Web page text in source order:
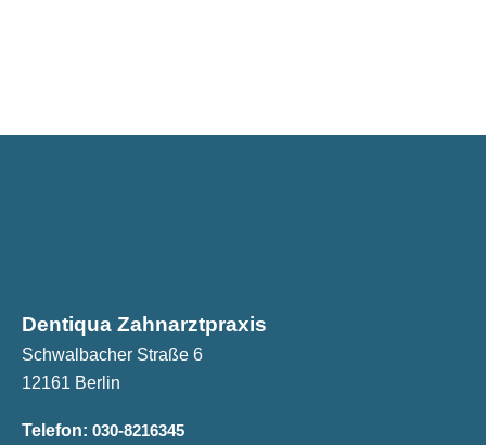
Dentiqua Zahnarztpraxis
Schwalbacher Straße 6
12161 Berlin
Telefon: 030-8216345